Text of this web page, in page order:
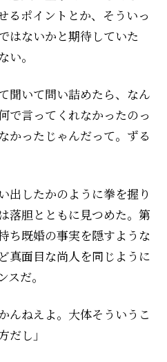
るポイントとか、そういっ
はないかと期待していた
。
聞いて問い詰めたら、なん
で言ってくれなかったのっ
かったじゃんだって。ずる
出したかのように拳を握り
落胆とともに見つめた。第
ち既婚の事実を隠すような
真面目な尚人を同じように
だ。
んねえよ。大体そういうこ
だし」